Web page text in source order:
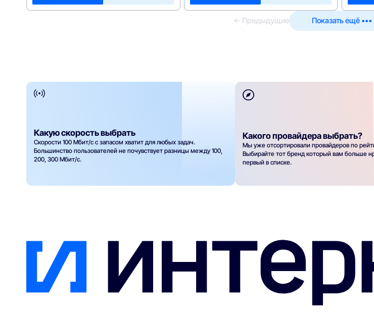
← Предыдущие Показать ещё •••
Какую скорость выбрать
Скорости 100 Мбит/с с запасом хватит для любых задач.
Большинство пользователей не почувствует разницы между 100,
200, 300 Мбит/с.
Какого провайдера выбрать?
Мы уже отсортировали провайдеров по
Выбирайте тот бренд который вам больше
первый в списке.